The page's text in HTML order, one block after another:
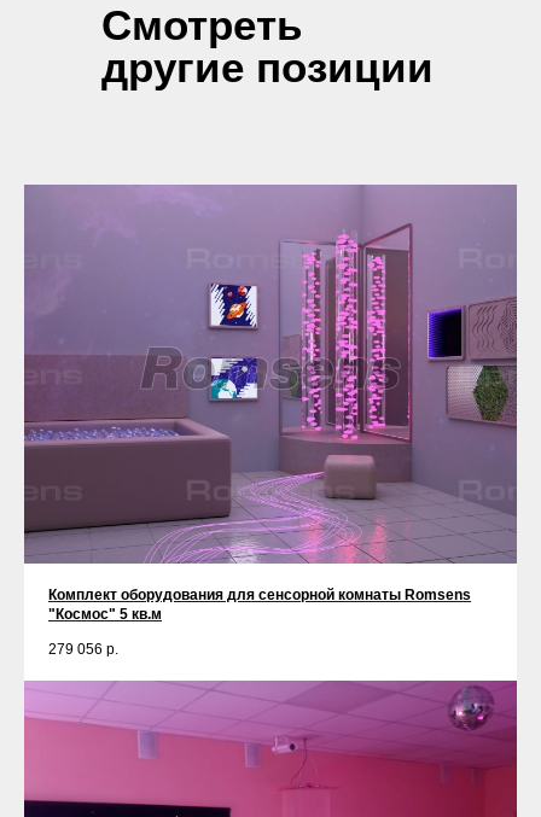
Смотреть
другие позиции
Комплект оборудования для сенсорной комнаты Romsens
"Космос" 5 кв.м
279 056 р.